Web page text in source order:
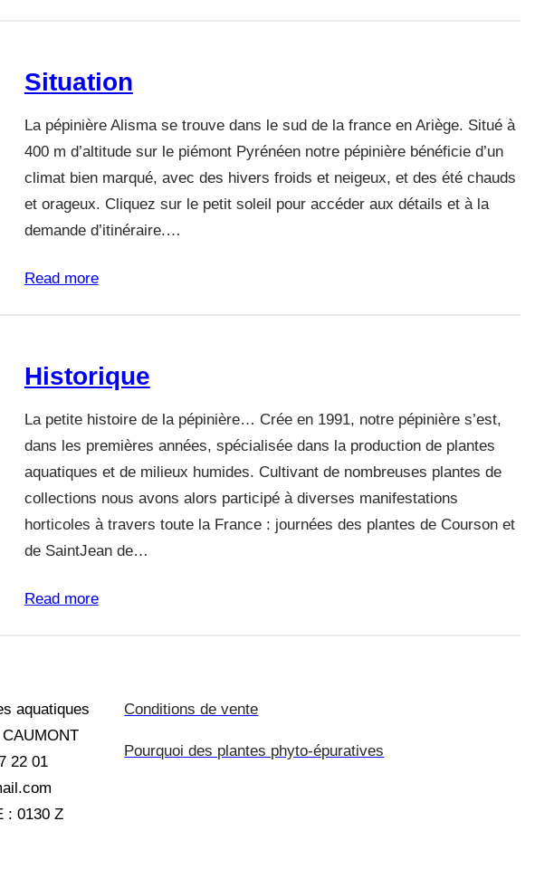
Situation
La pépinière Alisma se trouve dans le sud de la france en Ariège. Situé à
400 m d’altitude sur le piémont Pyrénéen notre pépinière bénéficie d’un
climat bien marqué, avec des hivers froids et neigeux, et des été chauds
et orageux. Cliquez sur le petit soleil pour accéder aux détails et à la
demande d’itinéraire.…
Read more
Historique
La petite histoire de la pépinière… Crée en 1991, notre pépinière s’est,
dans les premières années, spécialisée dans la production de plantes
aquatiques et de milieux humides. Cultivant de nombreuses plantes de
collections nous avons alors participé à diverses manifestations
horticoles à travers toute la France : journées des plantes de Courson et
de SaintJean de…
Read more
aquatiques
22 01
: 0130 Z
Conditions de vente
Pourquoi des plantes phyto-épuratives